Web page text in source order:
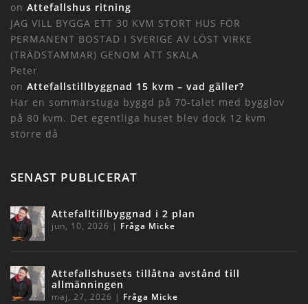
on Attefallshus ritning
JAG VILL BYGGA ETT 30 KVM STORT HUS FÖR
PERMANENT BOSTAD I SVERIGE AV LÖST VIRKE
(TRÄDSTAMMAR) GENOM ATT SKALA
Peter
on Attefallstillbyggnad 15 kvm – vad gäller?
Har en sommarstuga byggd på 70-talet med bygglov
på 80 kvm. Det egentliga huset blev dock 12 kvm
större då
SENAST PUBLICERAT
Attefalltillbyggnad i 2 plan
jun, 10, 2026 | Fråga Micke
Attefallshusets tillåtna avstånd till
allmänningen
maj, 27, 2026 | Fråga Micke